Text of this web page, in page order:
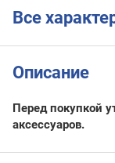
Все
Описание
Перед покупкой
аксессуаров.